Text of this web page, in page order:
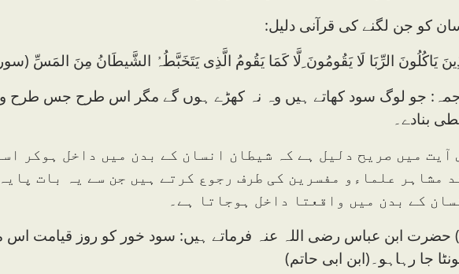
کو جن لگنے کی قرآنی دلیل:
یَاکُلُونَ الرِّبَا لَا یَقُومُونَ ِلَّا کَمَا یَقُومُ الَّذِی یَتَخَبَّطُہُ الشَّیطَانُ مِنَ المَسِّ (سورة
جو لوگ سود کھاتے ہیں وہ نہ کھڑے ہوں گے مگر اس طرح جس طرح
بنادے۔
آیت میں صریح دلیل ہے کہ شیطان انسان کے بدن میں داخل ہوکر
مشاہر علماءو مفسرین کی طرف رجوع کرتے ہیں جن سے یہ بات
کے بدن میں واقعتا داخل ہوجاتا ہے۔
(1) حضرت ابن عباس رضی اللہ عنہ فرماتے ہیں: سود خور کو روز قیامت اس
جا رہاہو۔(ابن ابی حاتم)